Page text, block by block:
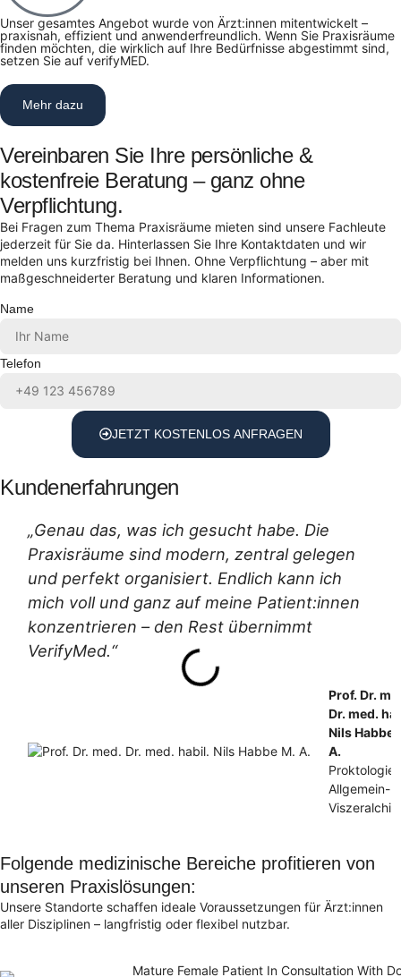
Unser gesamtes Angebot wurde von Ärzt:innen mitentwickelt –
praxisnah, effizient und anwenderfreundlich. Wenn Sie Praxisräume
finden möchten, die wirklich auf Ihre Bedürfnisse abgestimmt sind,
setzen Sie auf verifyMED.
Mehr dazu
Vereinbaren Sie Ihre persönliche &
kostenfreie Beratung – ganz ohne
Verpflichtung.
Bei Fragen zum Thema Praxisräume mieten sind unsere Fachleute
jederzeit für Sie da. Hinterlassen Sie Ihre Kontaktdaten und wir
melden uns kurzfristig bei Ihnen. Ohne Verpflichtung – aber mit
maßgeschneiderter Beratung und klaren Informationen.
Name
Telefon
JETZT KOSTENLOS ANFRAGEN
Kundenerfahrungen
„Genau das, was ich gesucht habe. Die
Praxisräume sind modern, zentral gelegen
und perfekt organisiert. Endlich kann ich
mich voll und ganz auf meine Patient:innen
konzentrieren – den Rest übernimmt
VerifyMed.“
Prof. Dr.
Dr. med.
Nils Habbe
A.
Proktologie,
Allgemein-
Folgende medizinische Bereiche profitieren von
unseren Praxislösungen:
Unsere Standorte schaffen ideale Voraussetzungen für Ärzt:innen
aller Disziplinen – langfristig oder flexibel nutzbar.